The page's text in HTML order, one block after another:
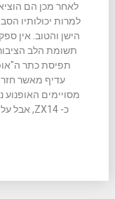
הישן והטוב. אין
תשומת הלב
תפיסת כתר
כ- ZX14, אבל על הזנב עדיין ניתן להבחין בשמו המקורי).